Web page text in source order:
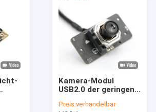
Kamera-Modul
USB2.0 der geringen
AR0144 ultra
Preis:verhandelbar